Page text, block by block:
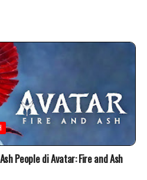
People di Avatar: Fire and Ash